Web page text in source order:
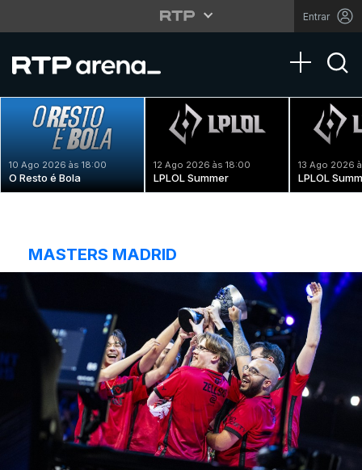
Entrar
Toggle
10 Ago 2026 às 18:00
O Resto é Bola
12 Ago 2026 às 18:00
LPLOL Summer
13 Ago 2026
LPLOL
MASTERS MADRID